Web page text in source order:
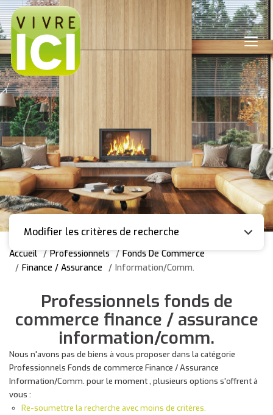
Modifier les critères de recherche
Accueil Professionnels
Fonds De Commerce
Finance / Assurance
Information/Comm.
Professionnels fonds de
commerce finance / assurance
information/comm.
Nous n'avons pas de biens à vous proposer dans la catégorie
Professionnels Fonds de commerce Finance / Assurance
Information/Comm. pour le moment , plusieurs options s'offrent à
vous :
Re-soumettre la recherche avec moins de critères.